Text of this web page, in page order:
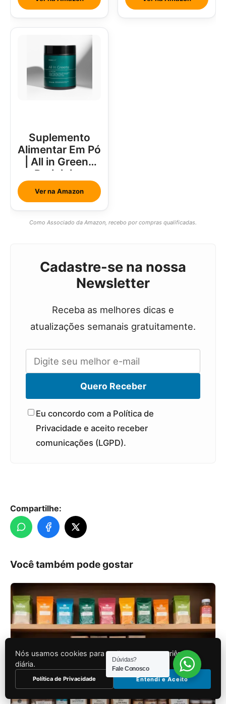
Suplemento
Alimentar Em Pó
| All in Greens
Brainjuice
Abacaxi Com
Hortelã
Ver na Amazon
Como Associado da Amazon, recebo por compras qualificadas.
Cadastre-se na nossa
Newsletter
Receba as melhores dicas e
atualizações semanais gratuitamente.
Quero Receber
Eu concordo com a Política de
Privacidade e aceito receber
comunicações (LGPD).
Compartilhe:
Você também pode gostar
Dúvidas?
Fale Conosco
Nós usamos cookies para melhorar sua experiência
diária.
Política de Privacidade Entendi e Aceito